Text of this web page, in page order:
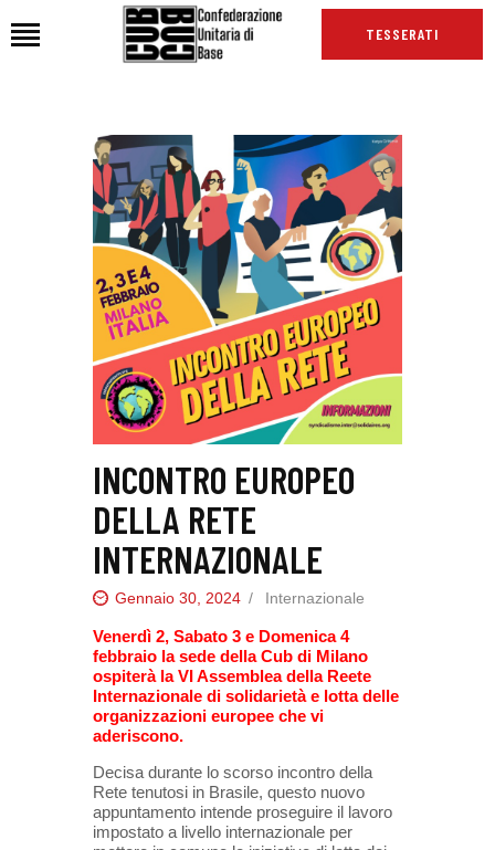
TESSERATI
HOME
CHI SIAMO
SEDI
NEWS
PODCAST CUB
TG CUB
INTERNAZIONALE
RASSEGNA STAMPA
INCONTRO EUROPEO
DELLA RETE
INTERNAZIONALE
Gennaio 30, 2024 Internazionale
Venerdì 2, Sabato 3 e Domenica 4
febbraio la sede della Cub di Milano
ospiterà la VI Assemblea della Reete
Internazionale di solidarietà e lotta delle
organizzazioni europee che vi
aderiscono.
Decisa durante lo scorso incontro della
Rete tenutosi in Brasile, questo nuovo
appuntamento intende proseguire il lavoro
impostato a livello internazionale per